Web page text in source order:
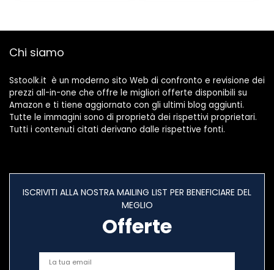
Chi siamo
Sstoolk.it è un moderno sito Web di confronto e revisione dei
prezzi all-in-one che offre le migliori offerte disponibili su
Amazon e ti tiene aggiornato con gli ultimi blog aggiunti.
Tutte le immagini sono di proprietà dei rispettivi proprietari.
Tutti i contenuti citati derivano dalle rispettive fonti.
ISCRIVITI ALLA NOSTRA MAILING LIST PER BENEFICIARE DEL
MEGLIO
Offerte